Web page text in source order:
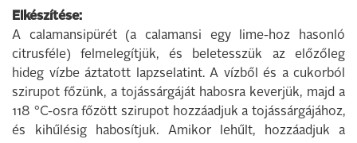
Elkészítése:
A calamansipürét (a calamansi egy lime-hoz hasonló
citrusféle) felmelegítjük, és beletesszük az előzőleg
hideg vízbe áztatott lapzselatint. A vízből és a cukorból
szirupot főzünk, a tojássárgáját habosra keverjük, majd a
118 °C-osra főzött szirupot hozzáadjuk a tojássárgájához,
és kihűlésig habosítjuk. Amikor lehűlt, hozzáadjuk a